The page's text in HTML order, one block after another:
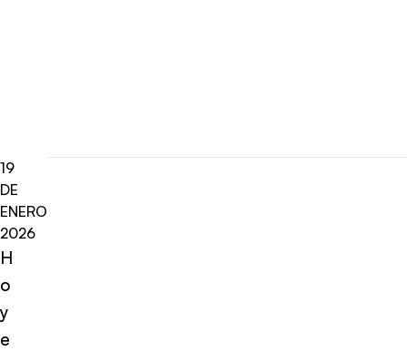
19
DE
ENERO
2026
H
o
y
e